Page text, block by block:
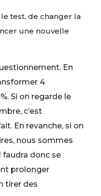
test, de changer la
une nouvelle
En
4
Si on regarde le
c’est
En revanche, si on
nous sommes
faudra donc se
prolonger
tirer des